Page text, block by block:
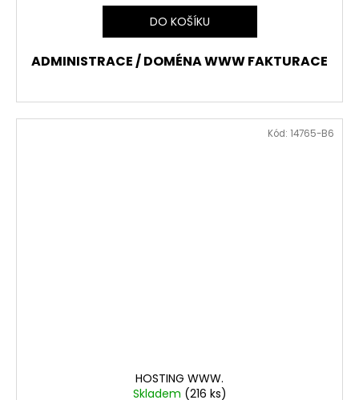
DO KOŠÍKU
ADMINISTRACE / DOMÉNA WWW FAKTURACE
HOSTING WWW.
Skladem (216 ks)
Kód: 14765-B6